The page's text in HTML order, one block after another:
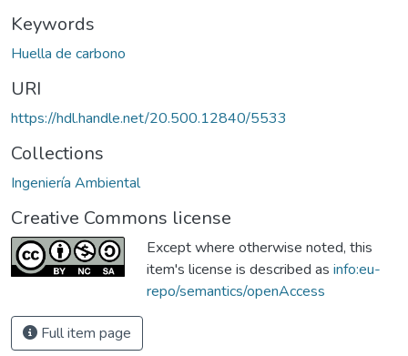
Keywords
Huella de carbono
URI
https://hdl.handle.net/20.500.12840/5533
Collections
Ingeniería Ambiental
Creative Commons license
Except where otherwise noted, this
item's license is described as info:eu-
repo/semantics/openAccess
Full item page